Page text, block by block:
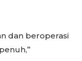
dan beroperasi